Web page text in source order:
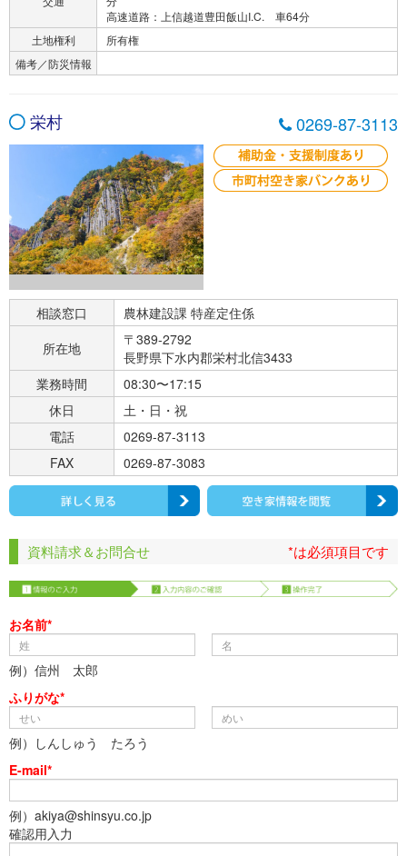
高速道路：上信越道豊田飯山I.C. 車64分
土地権利
所有権
備考／防災情報
栄村 0269-87-3113
相談窓口
農林建設課 特産定住係
所在地
〒389-2792
長野県下水内郡栄村北信3433
業務時間
08:30〜17:15
休日
土・日・祝
電話
0269-87-3113
FAX
0269-87-3083
資料請求＆お問合せ *は必須項目です
お名前*
例）信州 太郎
ふりがな*
例）しんしゅう たろう
E-mail*
例）akiya@shinsyu.co.jp
確認用入力